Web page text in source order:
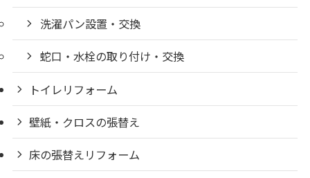
洗濯パン設置・交換
蛇口・水栓の取り付け・交換
トイレリフォーム
壁紙・クロスの張替え
床の張替えリフォーム